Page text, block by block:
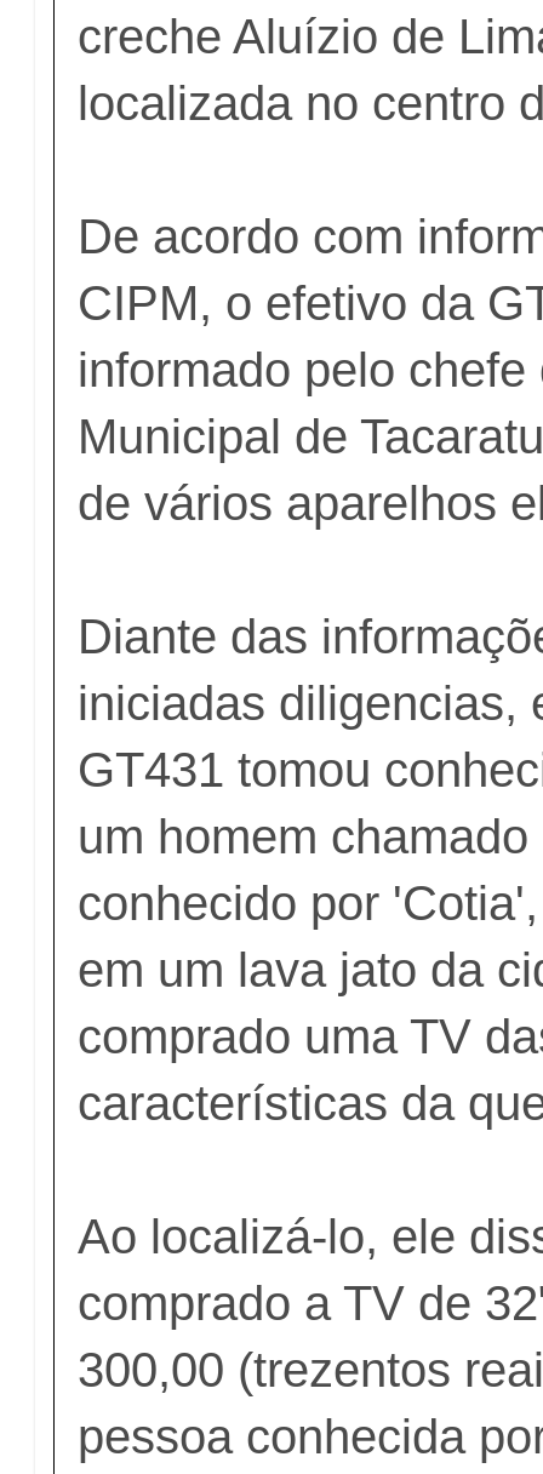
creche Aluízio de
localizada no centro
De acordo com
CIPM, o efetivo da
informado pelo chefe
Municipal de
de vários aparelhos
Diante das
iniciadas diligencias,
GT431 tomou
um homem
conhecido por
em um lava jato da
comprado uma TV
características da
Ao localizá-lo, ele
comprado a TV de
300,00 (trezentos
pessoa conhecida